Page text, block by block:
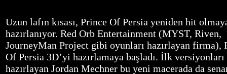
Uzun lafın kısası, Prince Of Persia yeniden hit
hazırlanıyor. Red Orb Entertainment (MYST, Riven,
JourneyMan Project gibi oyunları hazırlayan firma),
Of Persia 3D’yi hazırlamaya başladı. İlk versiyonları
hazırlayan Jordan Mechner bu yeni macerada da